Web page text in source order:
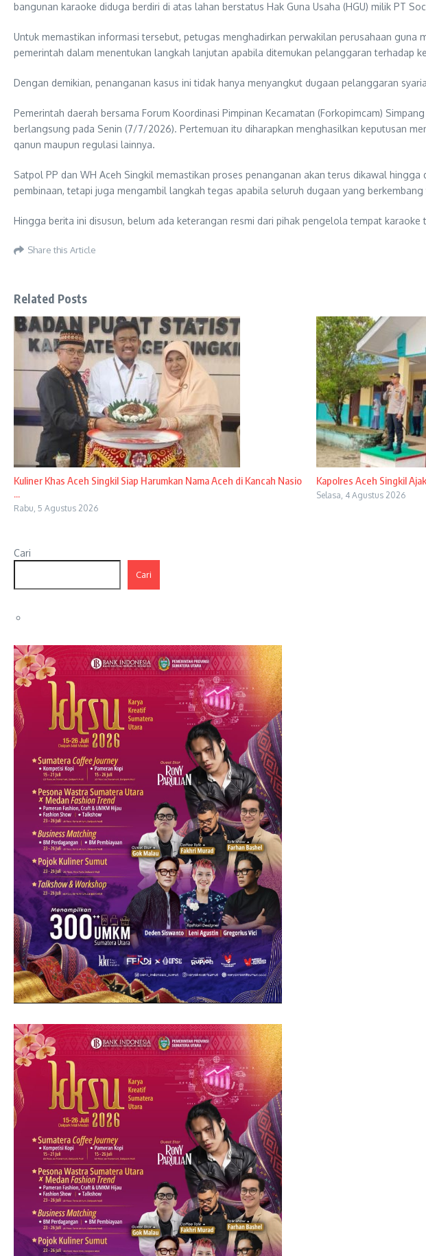
bangunan karaoke diduga berdiri di atas lahan berstatus Hak Guna Usaha (HGU) milik PT
Untuk memastikan informasi tersebut, petugas menghadirkan perwakilan perusahaan
pemerintah dalam menentukan langkah lanjutan apabila ditemukan pelanggaran terhadap
Dengan demikian, penanganan kasus ini tidak hanya menyangkut dugaan pelanggaran
Pemerintah daerah bersama Forum Koordinasi Pimpinan Kecamatan (Forkopimcam)
berlangsung pada Senin (7/7/2026). Pertemuan itu diharapkan menghasilkan keputusan
qanun maupun regulasi lainnya.
Satpol PP dan WH Aceh Singkil memastikan proses penanganan akan terus dikawal
pembinaan, tetapi juga mengambil langkah tegas apabila seluruh dugaan yang
Hingga berita ini disusun, belum ada keterangan resmi dari pihak pengelola tempat
Share this Article
Related Posts
Kuliner Khas Aceh Singkil Siap Harumkan Nama Aceh di Kancah Nasio
...
Rabu, 5 Agustus 2026
Kapolres Aceh Singkil
Selasa, 4 Agustus 2026
Cari
Cari